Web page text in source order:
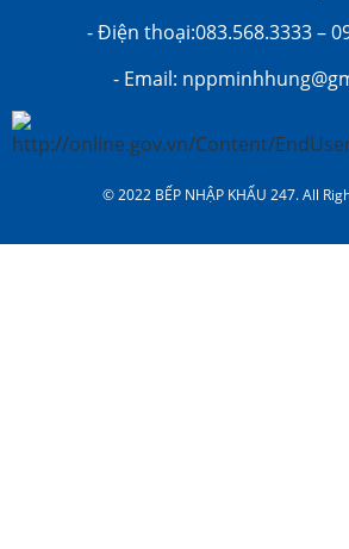
- Điện thoại:083.568.3333 –
- Email:
© 2022 BẾP NHẬP KHẨU 247. All